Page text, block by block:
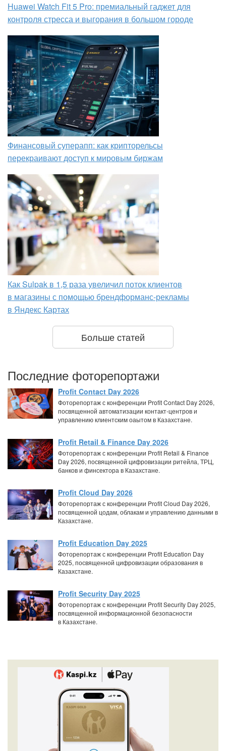
Huawei Watch Fit 5 Pro: премиальный гаджет для
контроля стресса и выгорания в большом городе
Финансовый суперапп: как крипторельсы
перекраивают доступ к мировым биржам
Как Sulpak в 1,5 раза увеличил поток клиентов
в магазины с помощью брендформанс-рекламы
в Яндекс Картах
Больше статей
Последние фоторепортажи
Profit Contact Day 2026
Фоторепортаж с конференции Profit Contact Day 2026,
посвященной автоматизации контакт-центров и
управлению клиентским оаытом в Казахстане.
Profit Retail & Finance Day 2026
Фоторепортаж с конференции Profit Retail & Finance
Day 2026, посвященной цифровизации ритейла, ТРЦ,
банков и финсектора в Казахстане.
Profit Cloud Day 2026
Фоторепортаж с конференции Profit Cloud Day 2026,
посвященной цодам, облакам и управлению данными в
Казахстане.
Profit Education Day 2025
Фоторепортаж с конференции Profit Education Day
2025, посвященной цифровизации образования в
Казахстане.
Profit Security Day 2025
Фоторепортаж с конференции Profit Security Day 2025,
посвященной информационной безопасности
в Казахстане.